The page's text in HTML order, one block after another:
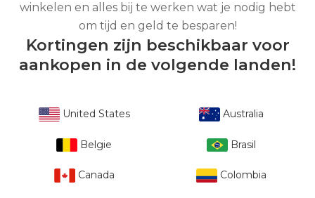
winkelen en alles bij te werken wat je nodig hebt
om tijd en geld te besparen!
Kortingen zijn beschikbaar voor
aankopen in de volgende landen!
United States Australia
Belgie Brasil
Canada Colombia